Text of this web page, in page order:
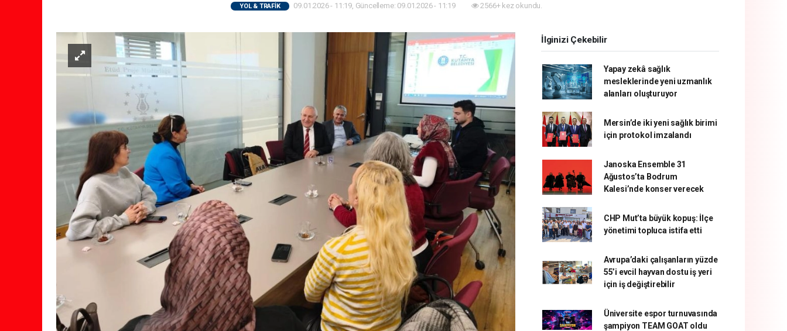
YOL & TRAFİK 09.01.2026 - 11:19, Güncelleme: 09.01.2026 - 11:19 2566+ kez okundu.
İlginizi Çekebilir
Yapay zekâ sağlık
mesleklerinde yeni uzmanlık
alanları oluşturuyor
Mersin’de iki yeni sağlık birimi
için protokol imzalandı
Janoska Ensemble 31
Ağustos’ta Bodrum
Kalesi’nde konser verecek
CHP Mut’ta büyük kopuş: İlçe
yönetimi topluca istifa etti
Avrupa’daki çalışanların yüzde
55’i evcil hayvan dostu iş yeri
için iş değiştirebilir
Üniversite espor turnuvasında
şampiyon TEAM GOAT oldu